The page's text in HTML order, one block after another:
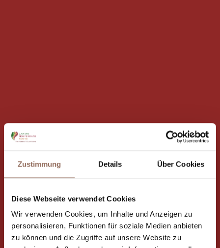
Zustimmung Details Über Cookies
Diese Webseite verwendet Cookies
Wir verwenden Cookies, um Inhalte und Anzeigen zu
personalisieren, Funktionen für soziale Medien anbieten
zu können und die Zugriffe auf unsere Website zu